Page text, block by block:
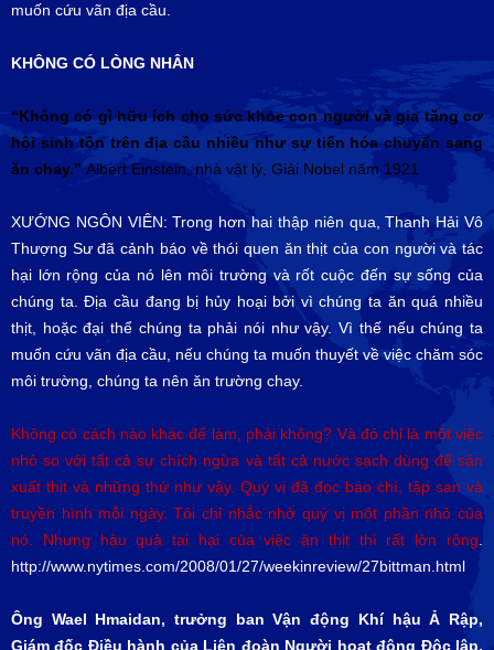
muốn cứu vãn địa cầu.
KHÔNG CÓ LÒNG NHÂN
“Không có gì hữu ích cho sức khỏe con người và gia tăng cơ
hội sinh tồn trên địa cầu nhiều như sự tiến hóa chuyển sang
ăn chay.”Albert Einstein, nhà vật lý, Giải Nobel năm 1921
XƯỚNG NGÔN VIÊN: Trong hơn hai thập niên qua, Thanh Hải Vô
Thượng Sư đã cảnh báo về thói quen ăn thịt của con người và tác
hại lớn rộng của nó lên môi trường và rốt cuộc đến sự sống của
chúng ta. Địa cầu đang bị hủy hoại bởi vì chúng ta ăn quá nhiều
thịt, hoặc đại thể chúng ta phải nói như vậy. Vì thế nếu chúng ta
muốn cứu vãn địa cầu, nếu chúng ta muốn thuyết về việc chăm sóc
môi trường, chúng ta nên ăn trường chay.
Không có cách nào khác để làm, phải không? Và đó chỉ là một việc
nhỏ so với tất cả sự chích ngừa và tất cả nước sạch dùng để sản
xuất thịt và những thứ như vậy. Quý vị đã đọc báo chí, tập san và
truyền hình mỗi ngày. Tôi chỉ nhắc nhở quý vị một phần nhỏ của
nó. Nhưng hậu quả tai hại của việc ăn thịt thì rất lớn rộng .
http://www.nytimes.com/2008/01/27/weekinreview/27bittman.html
Ông Wael Hmaidan, trưởng ban Vận động Khí hậu Ả Rập,
Giám đốc Điều hành của Liên đoàn Người hoạt động Độc lập,